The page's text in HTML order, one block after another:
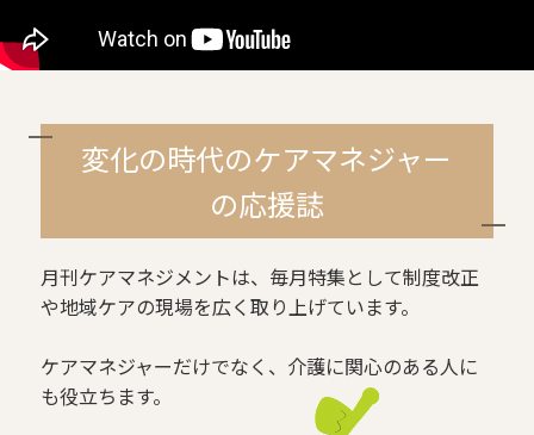
変化の時代のケアマネジャー
の応援誌
月刊ケアマネジメントは、毎月特集として制度改正
や地域ケアの現場を広く取り上げています。
ケアマネジャーだけでなく、介護に関心のある人に
も役立ちます。